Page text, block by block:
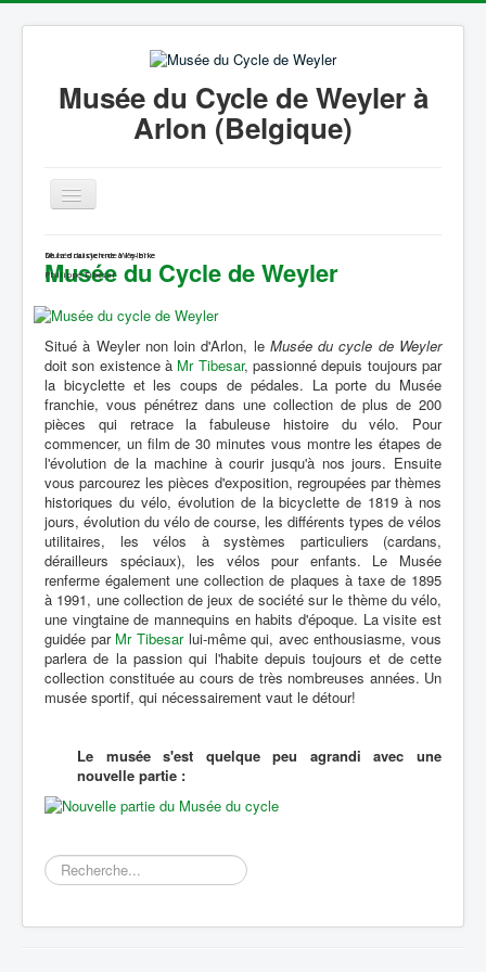
Musée du Cycle de Weyler à
Arlon (Belgique)
Basculer
la
Philippe Tibesar
Histoire du vélo
Galerie Photos
Coin Presse
Liens
Informations
Musée du cycle de Weyler
Philippe Tibesar
De la draisienne à l'e-bike
De la draisienne à l'e-bike
Musée du Cycle de Weyler
Situé à Weyler non loin d'Arlon, le Musée du cycle de Weyler
doit son existence à Mr Tibesar, passionné depuis toujours par
la bicyclette et les coups de pédales. La porte du Musée
franchie, vous pénétrez dans une collection de plus de 200
pièces qui retrace la fabuleuse histoire du vélo. Pour
commencer, un film de 30 minutes vous montre les étapes de
l'évolution de la machine à courir jusqu'à nos jours. Ensuite
vous parcourez les pièces d'exposition, regroupées par thèmes
historiques du vélo, évolution de la bicyclette de 1819 à nos
jours, évolution du vélo de course, les différents types de vélos
utilitaires, les vélos à systèmes particuliers (cardans,
dérailleurs spéciaux), les vélos pour enfants. Le Musée
renferme également une collection de plaques à taxe de 1895
à 1991, une collection de jeux de société sur le thème du vélo,
une vingtaine de mannequins en habits d'époque. La visite est
guidée par Mr Tibesarlui-même qui, avec enthousiasme, vous
parlera de la passion qui l'habite depuis toujours et de cette
collection constituée au cours de très nombreuses années. Un
musée sportif, qui nécessairement vaut le détour!
Le musée s'est quelque peu agrandi avec une
nouvelle partie :
Rechercher